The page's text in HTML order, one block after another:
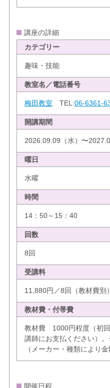
講座の詳細
カテゴリー
趣味・技能
教室名／電話番号
梅田教室 TEL:06-6361-
開講期間
2026.09.09（水）〜
曜日
水曜
時間
14：50～15：40
回数
8回
受講料
11,880円／8回（教材費別）
教材費・付帯費
教材費 1000円程度（初
講師にお支払ください）
（メーカー・種類により
開催日程